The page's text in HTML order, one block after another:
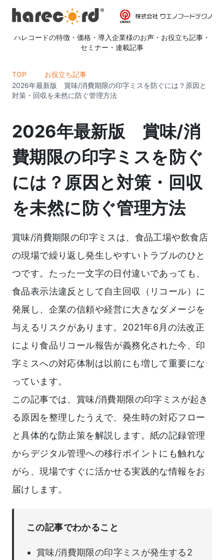
ハレコードの特徴 ・ 価格 ・ 導入企業様のお声 ・ お役立ち記事 ・
セミナー ・ 連載記事
TOP
お役立ち記事
2026年最新版 賞味/消費期限の印字ミスを防ぐには？原因と
対策・回収を未然に防ぐ管理方法
2026年最新版 賞味/消
費期限の印字ミスを防ぐ
には？原因と対策・回収
を未然に防ぐ管理方法
賞味/消費期限の印字ミスは、食品工場や飲食店
の現場で繰り返し発生しやすいトラブルのひと
つです。たった一文字の日付違いであっても、
食品表示法違反として自主回収（リコール）に
発展し、企業の信頼や経営に大きなダメージを
与えるリスクがあります。2021年6月の法改正
により食品リコール報告が義務化された今、印
字ミスへの対応体制は以前にも増して重要にな
っています。
この記事では、賞味/消費期限の印字ミスが起き
る原因を整理したうえで、発生時の対応フロー
と具体的な防止策を解説します。紙の記録管理
からデジタル管理への移行ポイントにも触れな
がら、現場ですぐに活かせる実践的な情報をお
届けします。
この記事でわかること
賞味/消費期限の印字ミスが発生する2